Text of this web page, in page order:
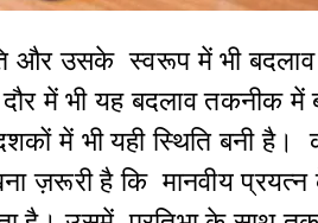
उसके स्वरूप में भी बदलाव
में भी यह बदलाव तकनीक में
में भी यही स्थिति बनी है।
ज़रूरी है कि मानवीय